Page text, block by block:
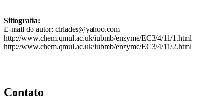
Sitiografia:
E-mail do autor: ciriades@yahoo.com
http://www.chem.qmul.ac.uk/iubmb/enzyme/EC3/4/11/1.html
http://www.chem.qmul.ac.uk/iubmb/enzyme/EC3/4/11/2.html
Contato